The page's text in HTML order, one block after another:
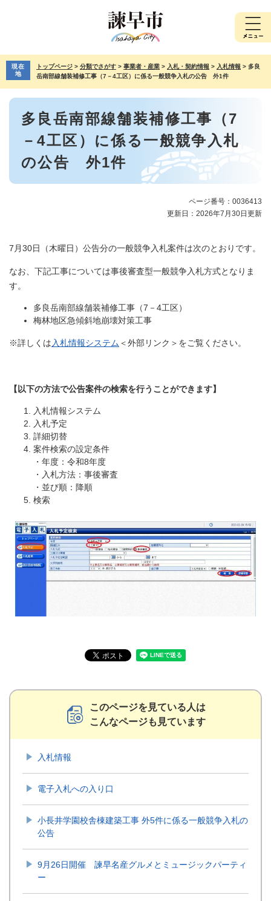
先
で
を
ば
現在
地
トップページ > 分類でさがす > 事業者・産業 > 入札・契約情報 > 入札情報 > 多良
岳南部線舗装補修工事（7－4工区）に係る一般競争入札の公告 外1件
本
多良岳南部線舗装補修工事（7
－4工区）に係る一般競争入札
の公告 外1件
ページ番号：0036413
更新日：2026年7月30日更新
7月30日（木曜日）公告分の一般競争入札案件は次のとおりです。
なお、下記工事については事後審査型一般競争入札方式となりま
す。
多良岳南部線舗装補修工事（7－4工区）
梅林地区急傾斜地崩壊対策工事
※詳しくは 入札情報システム ＜外部リンク＞ をご覧ください。
【以下の方法で公告案件の検索を行うことができます】
入札情報システム
入札予定
詳細切替
案件検索の設定条件
・年度：令和8年度
・入札方法：事後審査
・並び順：降順
検索
このページを見ている人は
こんなページも見ています
入札情報
電子入札への入り口
小長井学園校舎棟建築工事 外5件に係る一般競争入札の
公告
9月26日開催 諫早名産グルメとミュージックパーティ
ー